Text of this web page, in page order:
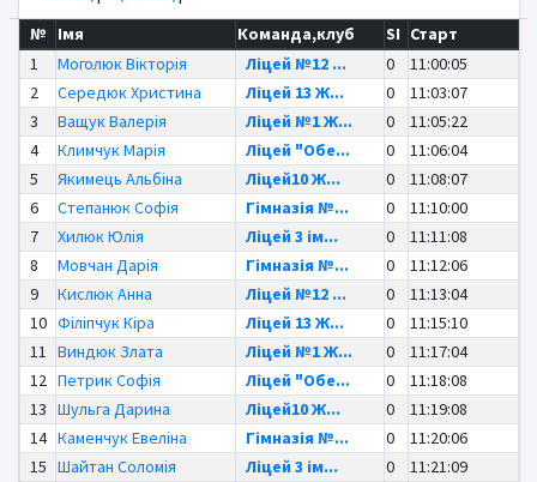
№ Імя Команда,клуб SI Старт
1
Моголюк Вікторія Ліцей №12 ... 0
11:00:05
2
Середюк Христина Ліцей 13 Ж... 0
11:03:07
3
Ващук Валерія Ліцей №1 Ж... 0
11:05:22
4
Климчук Марія Ліцей "Обе... 0
11:06:04
5
Якимець Альбіна Ліцей10 Ж... 0
11:08:07
6
Степанюк Софія Гімназія №... 0
11:10:00
7
Хилюк Юлія Ліцей 3 ім... 0
11:11:08
8
Мовчан Дарія Гімназія №... 0
11:12:06
9
Кислюк Анна Ліцей №12 ... 0
11:13:04
10 Філіпчук Кіра Ліцей 13 Ж... 0
11:15:10
11 Виндюк Злата Ліцей №1 Ж... 0
11:17:04
12 Петрик Софія Ліцей "Обе... 0
11:18:08
13 Шульга Дарина Ліцей10 Ж... 0
11:19:08
14 Каменчук Евеліна Гімназія №... 0
11:20:06
15 Шайтан Соломія Ліцей 3 ім... 0
11:21:09